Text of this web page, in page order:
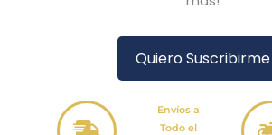
Quiero Suscribirme
Envíos a
Todo el